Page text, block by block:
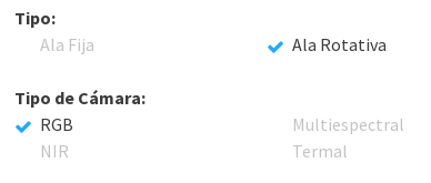
Tipo:
Ala Fija
Ala Rotativa
Tipo de Cámara:
RGB
NIR
Multiespectral
Termal